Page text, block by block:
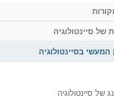
של סיינטולוגיה
המעשי בסיינטולוגיה
של סיינטולוגיה